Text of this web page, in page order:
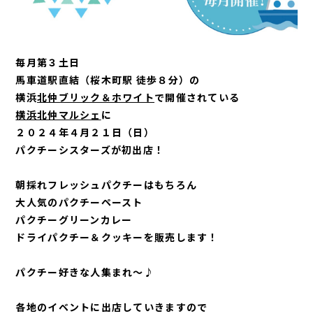
毎月第３土日
馬車道駅直結（桜木町駅 徒歩８分）の
横浜北仲ブリック＆ホワイトで開催されている
横浜北仲マルシェ に
２０２４年４月２１日（日）
パクチーシスターズが初出店！
朝採れフレッシュパクチーはもちろん
大人気のパクチーペースト
パクチーグリーンカレー
ドライパクチー＆クッキーを販売します！
パクチー好きな人集まれ～♪
各地のイベントに出店していきますので